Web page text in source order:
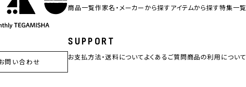
商品一覧作家名・メーカーから探すアイテムから探す特集一覧
SUPPORT
お支払方法・送料についてよくあるご質問商品の利用について
問い合わせ